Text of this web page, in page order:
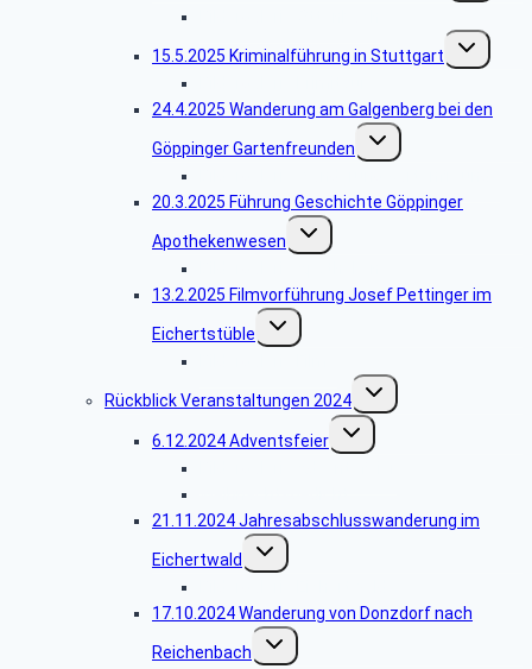
15.5.2025 Kriminalführung in Stuttgart
Untermenü
umschalten
24.4.2025 Wanderung am Galgenberg bei den
Göppinger Gartenfreunden
Untermenü
umschalten
20.3.2025 Führung Geschichte Göppinger
Apothekenwesen
Untermenü
umschalten
13.2.2025 Filmvorführung Josef Pettinger im
Eichertstüble
Untermenü
umschalten
Rückblick Veranstaltungen 2024
Untermenü
umschalten
6.12.2024 Adventsfeier
Untermenü
umschalten
21.11.2024 Jahresabschlusswanderung im
Eichertwald
Untermenü
umschalten
17.10.2024 Wanderung von Donzdorf nach
Reichenbach
Untermenü
umschalten